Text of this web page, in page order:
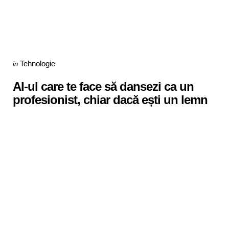
Categories
Posted
in Tehnologie
AI-ul care te face să dansezi ca un
profesionist, chiar dacă ești un lemn